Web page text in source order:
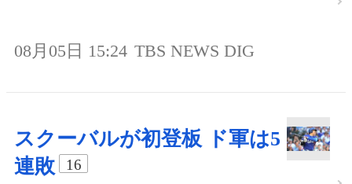
08月05日 15:24 TBS NEWS DIG
スクーバルが初登板 ド軍は5
連敗
16